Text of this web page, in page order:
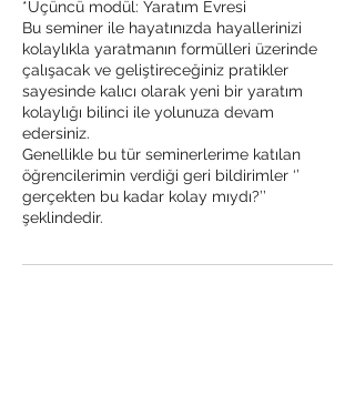
*Üçüncü modül: Yaratım Evresi
Bu seminer ile hayatınızda hayallerinizi
kolaylıkla yaratmanın formülleri üzerinde
çalışacak ve geliştireceğiniz pratikler
sayesinde kalıcı olarak yeni bir yaratım
kolaylığı bilinci ile yolunuza devam
edersiniz.
Genellikle bu tür seminerlerime katılan
öğrencilerimin verdiği geri bildirimler ‘’
gerçekten bu kadar kolay mıydı?’’
şeklindedir.